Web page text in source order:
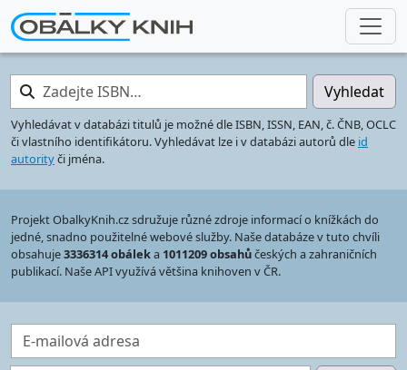
Zadejte ISBN… Vyhledat
Vyhledávat v databázi titulů je možné dle ISBN, ISSN, EAN, č. ČNB, OCLC
či vlastního identifikátoru. Vyhledávat lze i v databázi autorů dle id
autorityči jména.
Projekt ObalkyKnih.cz sdružuje různé zdroje informací o knížkách do
jedné, snadno použitelné webové služby. Naše databáze v tuto chvíli
obsahuje3336314 obáleka 1011209 obsahůčeských a zahraničních
publikací. Naše API využívá většina knihoven v ČR.
E-mailová adresa